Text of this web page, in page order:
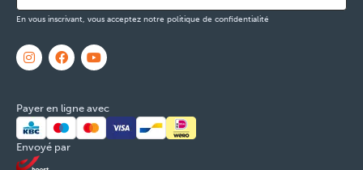
En vous inscrivant, vous acceptez notre politique de confidentialité
Payer en ligne avec
Envoyé par